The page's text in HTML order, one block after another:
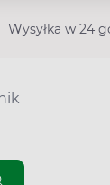
Wysyłka w 24